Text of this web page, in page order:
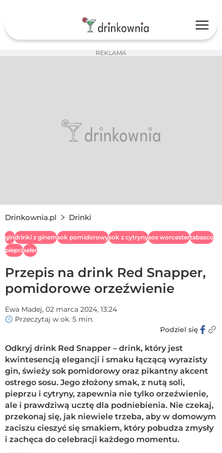
REKLAMA
Drinkownia.pl Drinki
gindrinki z ginemsok pomidorowysok z cytrynysos worcestertabasco
pieprzseler
Przepis na drink Red Snapper,
pomidorowe orzeźwienie
Ewa Madej, 02 marca 2024, 13:24
Przeczytaj w ok. 5 min.
Podziel się
Odkryj drink Red Snapper – drink, który jest
kwintesencją elegancji i smaku łączącą wyrazisty
gin, świeży sok pomidorowy oraz pikantny akcent
ostrego sosu. Jego złożony smak, z nutą soli,
pieprzu i cytryny, zapewnia nie tylko orzeźwienie,
ale i prawdziwą ucztę dla podniebienia. Nie czekaj,
przekonaj się, jak niewiele trzeba, aby w domowym
zaciszu cieszyć się smakiem, który pobudza zmysły
i zachęca do celebracji każdego momentu.